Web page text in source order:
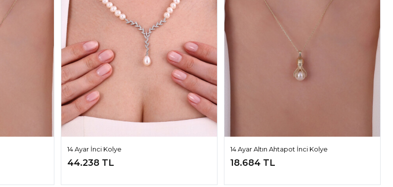
14 Ayar İnci Kolye
44.238 TL
14 Ayar Altın Ahtapot İnci Kolye
18.684 TL